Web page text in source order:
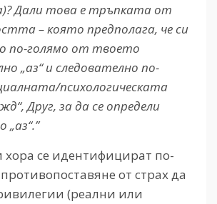
Дали това е тръпката от
– която предполага, че си
по-голямо от твоето
„аз“ и следователно по-
психологическата
Друг, за да се определи
хора се идентифицират по-
от страх да
(реални или